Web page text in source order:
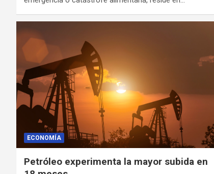
ECONOMÍA
Petróleo experimenta la mayor subida en